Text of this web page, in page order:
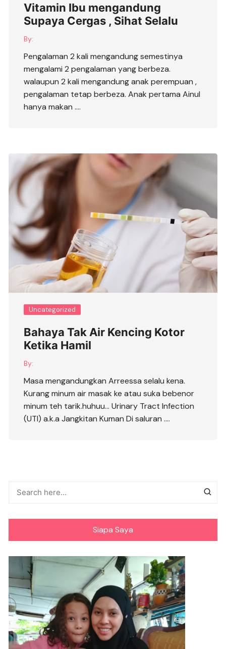
Vitamin Ibu mengandung
Supaya Cergas , Sihat Selalu
By:
Pengalaman 2 kali mengandung semestinya
mengalami 2 pengalaman yang berbeza.
walaupun 2 kali mengandung anak perempuan ,
pengalaman tetap berbeza. Anak pertama Ainul
hanya makan ….
Uncategorized
Bahaya Tak Air Kencing Kotor
Ketika Hamil
By:
Masa mengandungkan Arreessa selalu kena.
Kurang minum air masak ke atau suka bebenor
minum teh tarik.huhuu… Urinary Tract Infection
(UTI) a.k.a Jangkitan Kuman Di saluran ….
Siapa Saya